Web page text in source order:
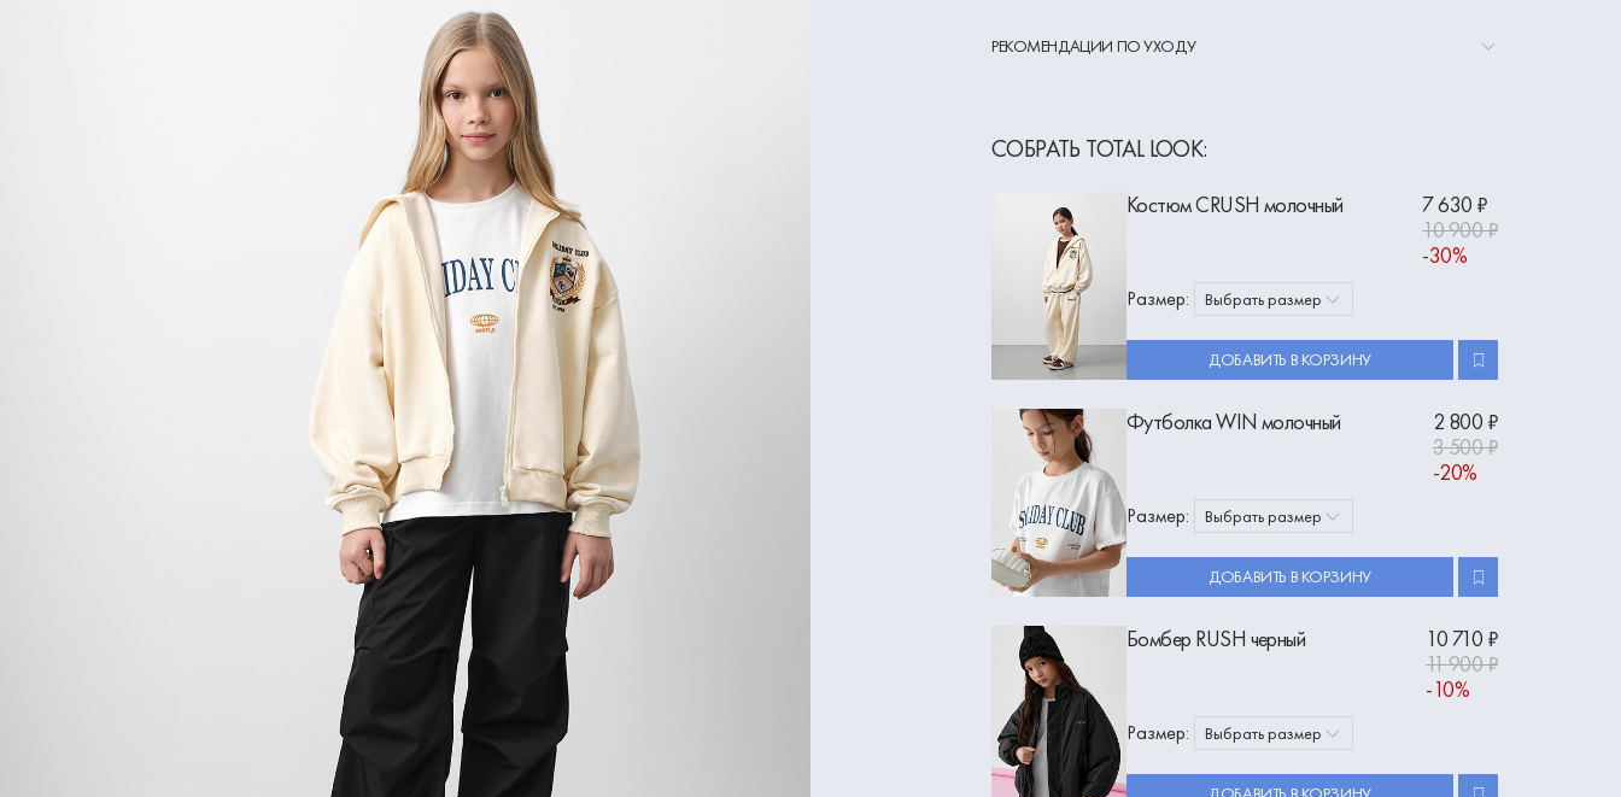
РЕКОМЕНДАЦИИ ПО УХОДУ
СОБРАТЬ TOTAL LOOK:
Костюм CRUSH молочный
7 630 ₽
10 900 ₽
-30%
Размер: Выбрать размер
ДОБАВИТЬ В КОРЗИНУ
Футболка WIN молочный
2 800 ₽
3 500 ₽
-20%
Размер: Выбрать размер
ДОБАВИТЬ В КОРЗИНУ
Бомбер RUSH черный
10 710 ₽
11 900 ₽
-10%
Размер: Выбрать размер